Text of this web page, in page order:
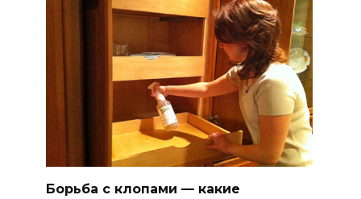
Борьба с клопами — какие